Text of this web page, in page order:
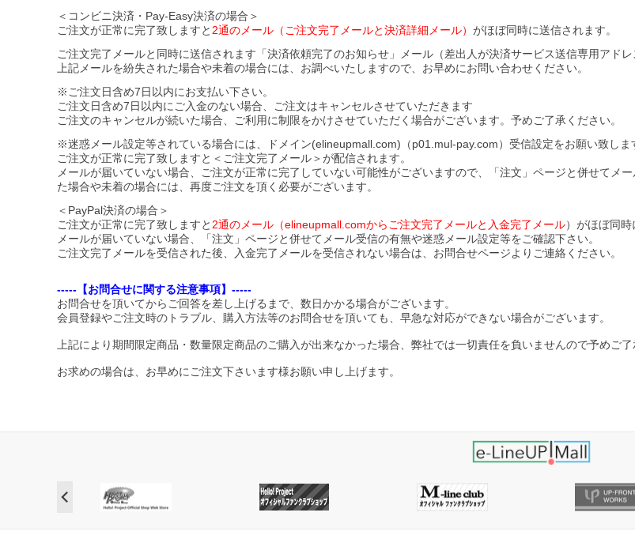
＜コンビニ決済・Pay-Easy決済の場合＞
ご注文が正常に完了致しますと2通のメール（ご注文完了メールと決済詳細メール） がほぼ同時に送信されます。
ご注文完了メールと同時に送信されます「決済依頼完了のお知らせ」メール（差出人が決済サービス送信専用アド
上記メールを紛失された場合や未着の場合には、お調べいたしますので、お早めにお問い合わせください。
※ご注文日含め7日以内にお支払い下さい。
ご注文日含め7日以内にご入金のない場合、ご注文はキャンセルさせていただきます
ご注文のキャンセルが続いた場合、ご利用に制限をかけさせていただく場合がございます。予めご了承ください。
※迷惑メール設定等されている場合には、ドメイン(elineupmall.com)（p01.mul-pay.com）受信設定をお願い致しま
ご注文が正常に完了致しますと＜ご注文完了メール＞が配信されます。
メールが届いていない場合、ご注文が正常に完了していない可能性がございますので、「注文」ページと併せてメ
た場合や未着の場合には、再度ご注文を頂く必要がございます。
＜PayPal決済の場合＞
ご注文が正常に完了致しますと2通のメール（elineupmall.comからご注文完了メールと入金完了メール）がほぼ同時
メールが届いていない場合、「注文」ページと併せてメール受信の有無や迷惑メール設定等をご確認下さい。
ご注文完了メールを受信された後、入金完了メールを受信されない場合は、お問合せページよりご連絡ください。
-----【お問合せに関する注意事項】-----
お問合せを頂いてからご回答を差し上げるまで、数日かかる場合がございます。
会員登録やご注文時のトラブル、購入方法等のお問合せを頂いても、早急な対応ができない場合がございます。
上記により期間限定商品・数量限定商品のご購入が出来なかった場合、弊社では一切責任を負いませんので予めご了
お求めの場合は、お早めにご注文下さいます様お願い申し上げます。